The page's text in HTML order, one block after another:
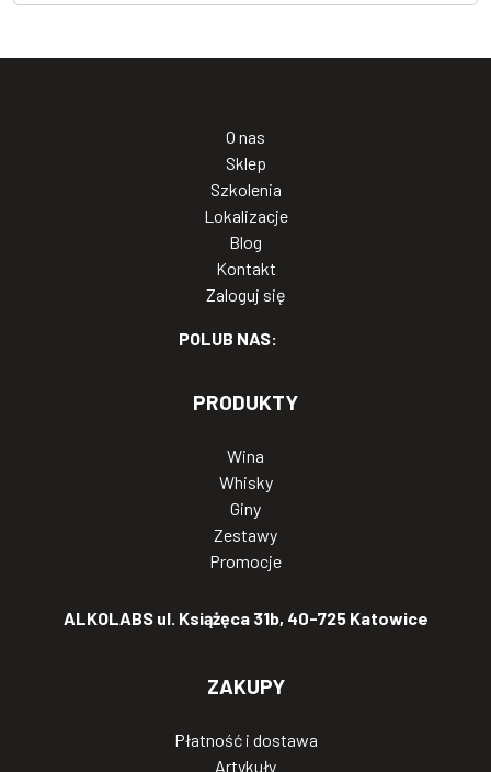
O nas
Sklep
Szkolenia
Lokalizacje
Blog
Kontakt
Zaloguj się
POLUB NAS:
PRODUKTY
Wina
Whisky
Giny
Zestawy
Promocje
ALKOLABS ul. Książęca 31b, 40-725 Katowice
ZAKUPY
Płatność i dostawa
Artykuły